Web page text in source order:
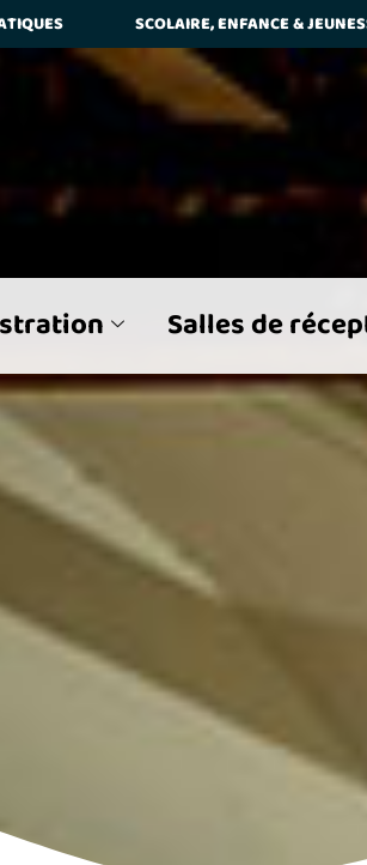
SCOLAIRE, ENFANCE &
Salles de
les Majuscules et Minuscules
les mots de la recherche trouvés